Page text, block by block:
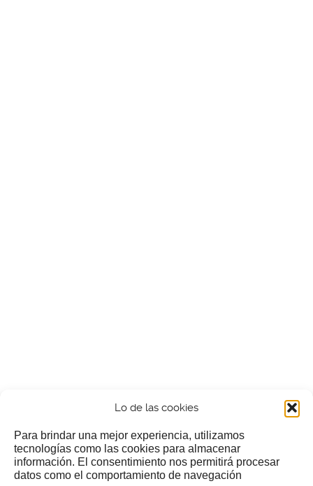
Lo de las cookies
Para brindar una mejor experiencia, utilizamos
tecnologías como las cookies para almacenar
información. El consentimiento nos permitirá procesar
datos como el comportamiento de navegación
¿Nos invitas a un cafecillo?